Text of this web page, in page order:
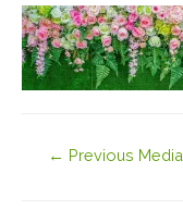
← Previous Media